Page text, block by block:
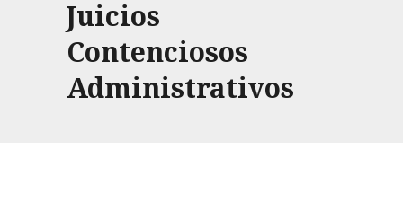
Juicios
Contenciosos
Administrativos